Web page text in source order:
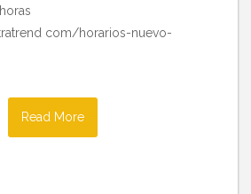
com/horarios-nuevo-
Read More